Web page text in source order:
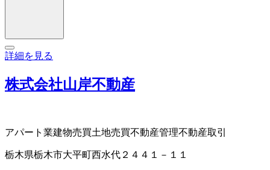
詳細を見る
株式会社山岸不動産
アパート業建物売買土地売買不動産管理不動産取引
栃木県栃木市大平町西水代２４４１－１１